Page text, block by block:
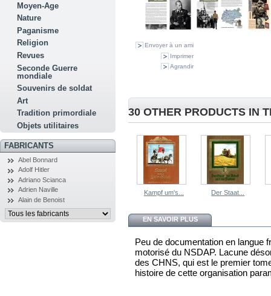
Moyen-Age
Nature
Paganisme
Religion
Revues
Seconde Guerre
mondiale
Souvenirs de soldat
Art
Tradition primordiale
Objets utilitaires
FABRICANTS
Abel Bonnard
Adolf Hitler
Adriano Scianca
Adrien Naville
Alain de Benoist
Envoyer à un ami
Imprimer
Agrandir
30 OTHER PRODUCTS IN
Kampf um's... Der Staat...
EN SAVOIR PLUS
Peu de documentation en langue
motorisé du NSDAP. Lacune
des CHNS, qui est le premier
histoire de cette organisation